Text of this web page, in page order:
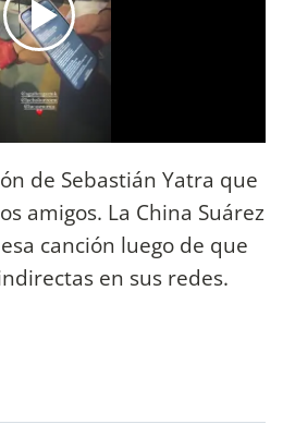
de Sebastián Yatra que
amigos. La China Suárez
canción luego de que
en sus redes.